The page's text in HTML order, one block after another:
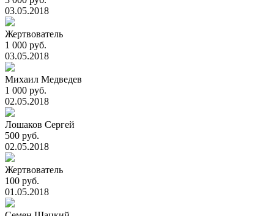
03.05.2018
Жертвователь
1 000 руб.
03.05.2018
Михаил Медведев
1 000 руб.
02.05.2018
Лошаков Сергей
500 руб.
02.05.2018
Жертвователь
100 руб.
01.05.2018